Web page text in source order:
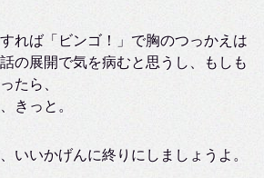
れば「ビンゴ！」で胸のつっかえは
の展開で気を病むと思うし、もしも
たら、
きっと。
いいかげんに終りにしましょうよ。